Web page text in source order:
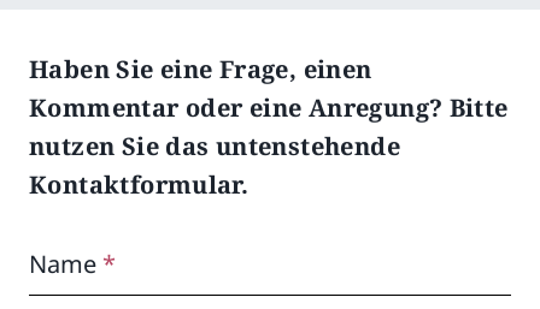
Haben Sie eine Frage, einen
Kommentar oder eine Anregung? Bitte
nutzen Sie das untenstehende
Kontaktformular.
Name *